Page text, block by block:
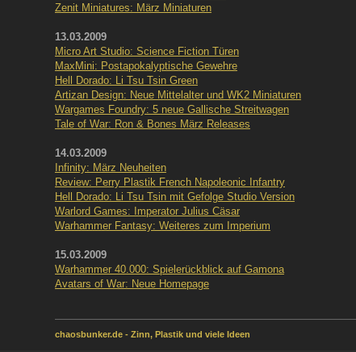
Zenit Miniatures: März Miniaturen
13.03.2009
Micro Art Studio: Science Fiction Türen
MaxMini: Postapokalyptische Gewehre
Hell Dorado: Li Tsu Tsin Green
Artizan Design: Neue Mittelalter und WK2 Miniaturen
Wargames Foundry: 5 neue Gallische Streitwagen
Tale of War: Ron & Bones März Releases
14.03.2009
Infinity: März Neuheiten
Review: Perry Plastik French Napoleonic Infantry
Hell Dorado: Li Tsu Tsin mit Gefolge Studio Version
Warlord Games: Imperator Julius Cäsar
Warhammer Fantasy: Weiteres zum Imperium
15.03.2009
Warhammer 40.000: Spielerückblick auf Gamona
Avatars of War: Neue Homepage
chaosbunker.de - Zinn, Plastik und viele Ideen